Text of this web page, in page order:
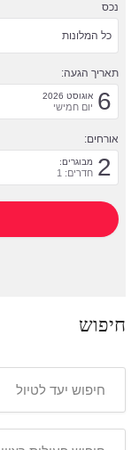
נכס
כל המלונות
תאריך הגעה:
6 אוגוסט 2026
יום חמישי
אורחים:
2 מבוגרים:
חדרים: 1
חיפוש